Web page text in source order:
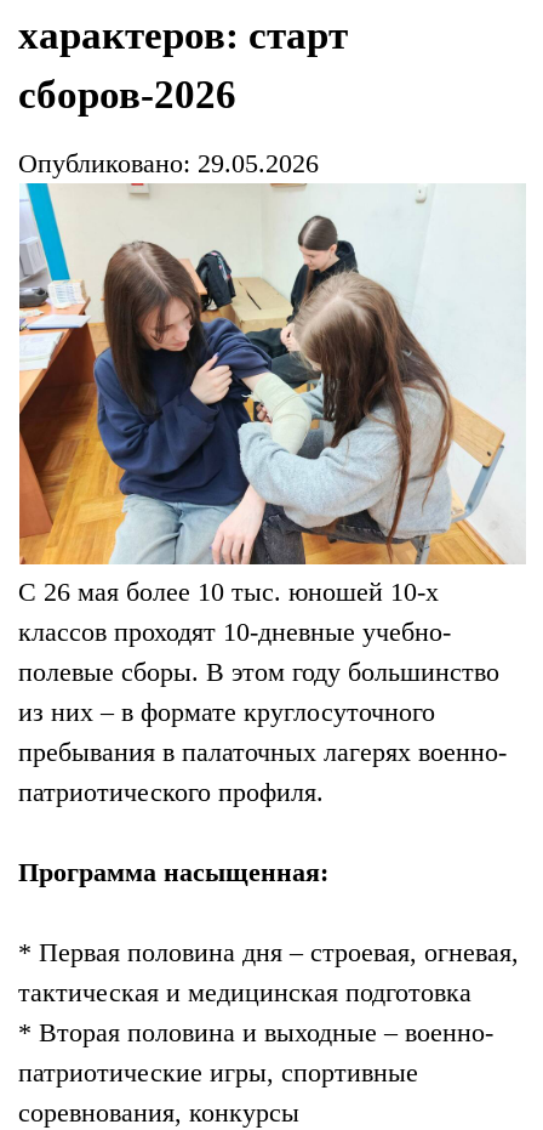
характеров: старт
сборов-2026
Опубликовано: 29.05.2026
С 26 мая более 10 тыс. юношей 10-х
классов проходят 10-дневные учебно-
полевые сборы. В этом году большинство
из них – в формате круглосуточного
пребывания в палаточных лагерях военно-
патриотического профиля.
Программа насыщенная:
* Первая половина дня – строевая, огневая,
тактическая и медицинская подготовка
* Вторая половина и выходные – военно-
патриотические игры, спортивные
соревнования, конкурсы